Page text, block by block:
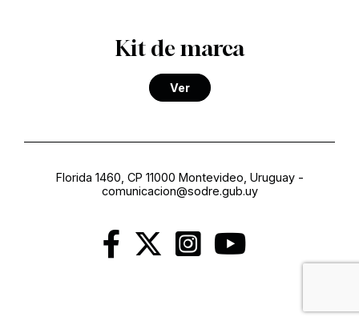
Kit de marca
Ver
Florida 1460, CP 11000 Montevideo, Uruguay-
comunicacion@sodre.gub.uy